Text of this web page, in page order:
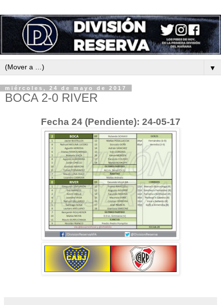
▼
miércoles, 24 de mayo de 2017
BOCA 2-0 RIVER
Fecha 24 (Pendiente): 24-05-17